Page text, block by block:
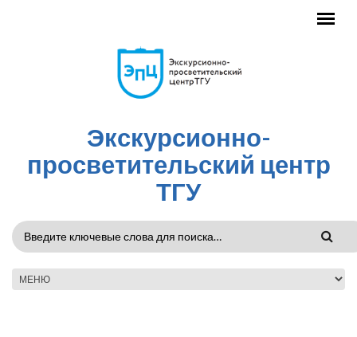
Экскурсионно-
просветительский центр
ТГУ
ФОРМА
ПОИСКА